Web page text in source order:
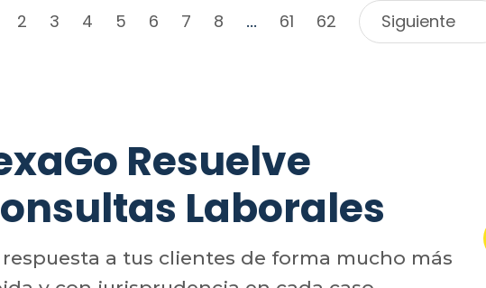
2 3 4 5 6 7 8 ... 61 62 Siguiente
Resuelve
Laborales
respuesta a tus clientes de forma mucho más